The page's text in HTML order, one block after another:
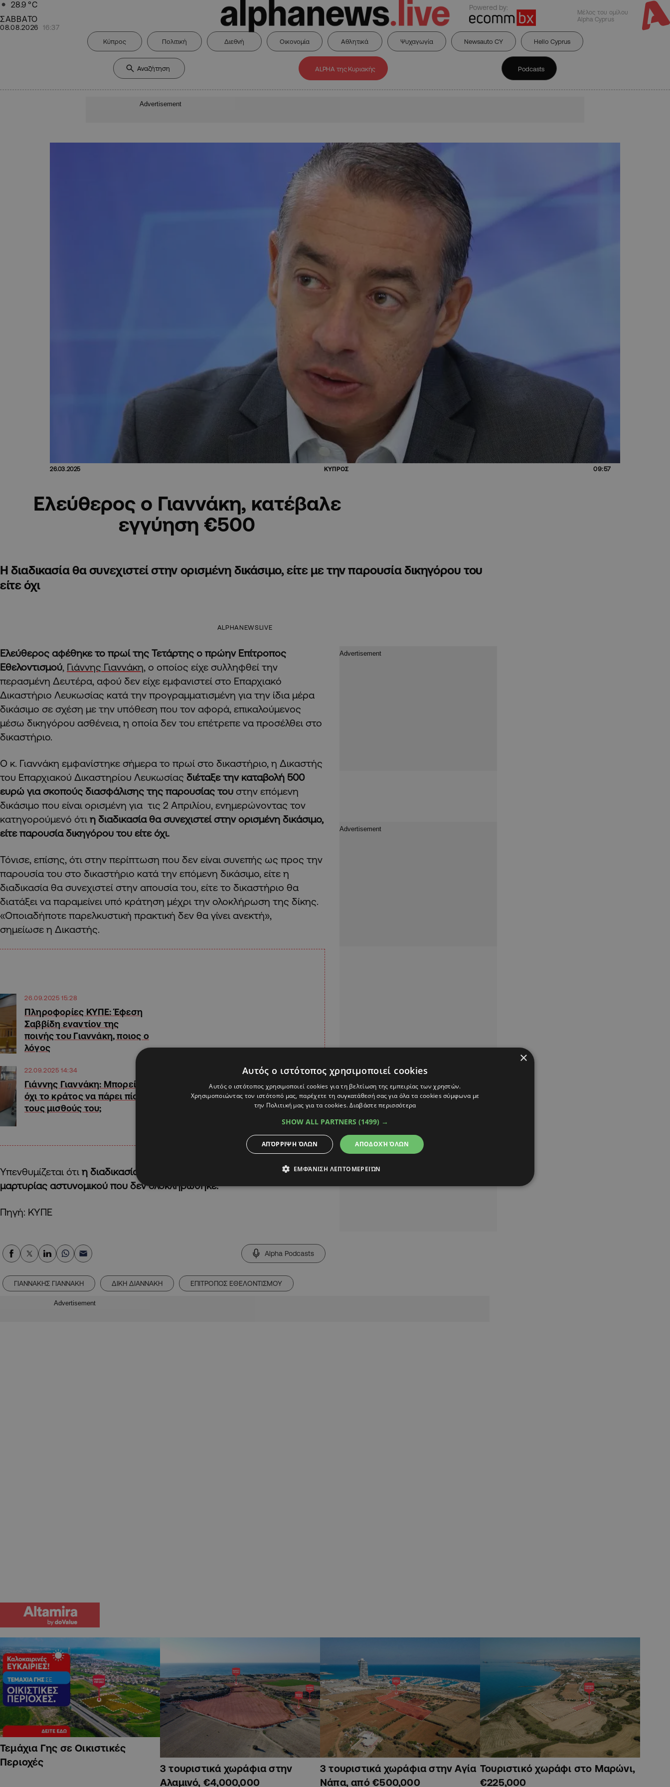
28.9 °C
ΣΑΒΒΑΤΟ
08.08.2026 16:37
Powered by:
Μέλος του ομίλου
Alpha Cyprus
Κύπρος Πολιτική Διεθνή Οικονομία Αθλητικά Ψυχαγωγία Newsauto CY Hello Cyprus
ALPHA της Κυριακής Podcasts
Advertisement
26.03.2025 ΚΥΠΡΟΣ 09:57
Ελεύθερος ο Γιαννάκη, κατέβαλε
εγγύηση €500
Η διαδικασία θα συνεχιστεί στην ορισμένη δικάσιμο, είτε με την παρουσία δικηγόρου του
είτε όχι
ALPHANEWSLIVE
Ελεύθερος αφέθηκε το πρωί της Τετάρτης ο πρώην Επίτροπος
Εθελοντισμού, Γιάννης Γιαννάκη, ο οποίος είχε συλληφθεί την
περασμένη Δευτέρα, αφού δεν είχε εμφανιστεί στο Επαρχιακό
Δικαστήριο Λευκωσίας κατά την προγραμματισμένη για την ίδια μέρα
δικάσιμο σε σχέση με την υπόθεση που τον αφορά, επικαλούμενος
μέσω δικηγόρου ασθένεια, η οποία δεν του επέτρεπε να προσέλθει στο
δικαστήριο.
Ο κ. Γιαννάκη εμφανίστηκε σήμερα το πρωί στο δικαστήριο, η Δικαστής
του Επαρχιακού Δικαστηρίου Λευκωσίας διέταξε την καταβολή 500
ευρώ για σκοπούς διασφάλισης της παρουσίας του στην επόμενη
δικάσιμο που είναι ορισμένη για τις 2 Απριλίου, ενημερώνοντας τον
κατηγορούμενό ότι η διαδικασία θα συνεχιστεί στην ορισμένη δικάσιμο,
είτε παρουσία δικηγόρου του είτε όχι.
Τόνισε, επίσης, ότι στην περίπτωση που δεν είναι συνεπής ως προς την
παρουσία του στο δικαστήριο κατά την επόμενη δικάσιμο, είτε η
διαδικασία θα συνεχιστεί στην απουσία του, είτε το δικαστήριο θα
διατάξει να παραμείνει υπό κράτηση μέχρι την ολοκλήρωση της δίκης.
«Οποιαδήποτε παρελκυστική πρακτική δεν θα γίνει ανεκτή»,
σημείωσε η Δικαστής.
26.09.2025 15:28
Πληροφορίες ΚΥΠΕ: Έφεση
Σαββίδη εναντίον της
ποινής του Γιαννάκη, ποιος ο
λόγος
22.09.2025 14:34
Γιάννης Γιαννάκη: Μπορεί ή
όχι το κράτος να πάρει πίσω
τους μισθούς του;
Υπενθυμίζεται ότι η διαδικασία ξεκίνησε τον Νοέμβριο με την κατάθεση
μαρτυρίας αστυνομικού που δεν ολοκληρώθηκε.
Πηγή: ΚΥΠΕ
Alpha Podcasts
ΓΙΑΝΝΑΚΗΣ ΓΙΑΝΝΑΚΗ ΔΙΚΗ ΔΙΑΝΝΑΚΗ ΕΠΙΤΡΟΠΟΣ ΕΘΕΛΟΝΤΙΣΜΟΥ
Advertisement
Τεμάχια Γης σε Οικιστικές
Περιοχές
3 τουριστικά χωράφια στην
Αλαμινό, €4,000,000
3 τουριστικά χωράφια στην Αγία
Νάπα, από €500,000
Τουριστικό χωράφι στο Μαρώνι,
€225,000
×
Αυτός ο ιστότοπος χρησιμοποιεί cookies
Αυτός ο ιστότοπος χρησιμοποιεί cookies για τη βελτίωση της εμπειρίας των χρηστών.
Χρησιμοποιώντας τον ιστότοπό μας, παρέχετε τη συγκατάθεσή σας για όλα τα cookies σύμφωνα με
την Πολιτική μας για τα cookies.Διαβάστε περισσότερα
SHOW ALL PARTNERS (1499) →
ΑΠΟΔΟΧΉ ΌΛΩΝ
ΑΠΌΡΡΙΨΗ ΌΛΩΝ
ΕΜΦΆΝΙΣΗ ΛΕΠΤΟΜΕΡΕΙΏΝ